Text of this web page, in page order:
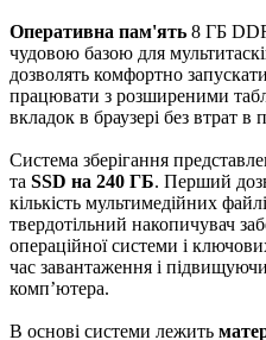
Оперативна пам'ять 8 ГБ
чудовою базою для
дозволять комфортно
працювати з розширеними
вкладок в браузері без втрат в
Система зберігання
та SSD на 240 ГБ. Перший
кількість мультимедійних
твердотільний накопичувач
операційної системи і
час завантаження і
комп’ютера.
В основі системи лежить